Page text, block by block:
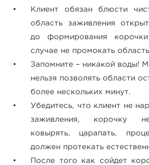
Клиент обязан блюсти
область заживления
до формирования
случае не промокать
Запомните – никакой воды!
нельзя позволять области
более нескольких минут.
Убедитесь, что клиент не
заживления, корочку
ковырять, царапать,
должен протекать
После того как сойдет